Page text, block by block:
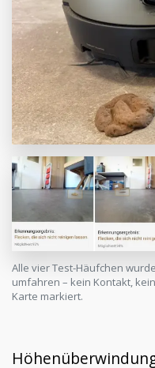
Alle vier Test-Häufchen
umfahren – kein Kontakt,
Karte markiert.